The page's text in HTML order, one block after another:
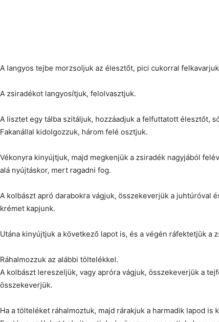
A langyos tejbe morzsoljuk az élesztőt, pici cukorral
A zsiradékot langyosítjuk, felolvasztjuk.
A lisztet egy tálba szitáljuk, hozzáadjuk a felfuttatott élesztőt,
Fakanállal kidolgozzuk, három felé osztjuk.
Vékonyra kinyújtjuk, majd megkenjük a zsiradék nagyjából
alá nyújtáskor, mert ragadni fog.
A kolbászt apró darabokra vágjuk, összekeverjük a juhtúróval
krémet kapjunk.
Utána kinyújtjuk a következő lapot is, és a végén ráfektetjük a
Ráhalmozzuk az alábbi töltelékkel.
A kolbászt lereszeljük, vagy apróra vágjuk, összekeverjük a
összekeverjük.
Ha a tölteléket ráhalmoztuk, majd rárakjuk a harmadik lapod is